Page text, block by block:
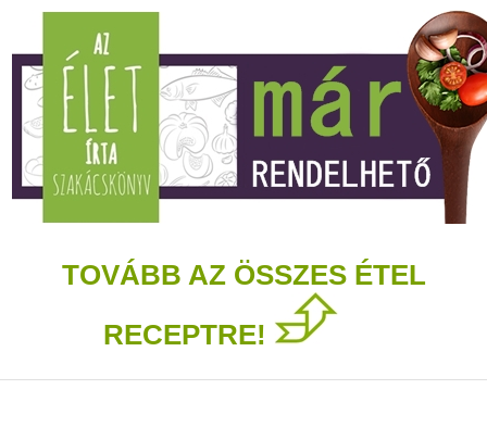
TOVÁBB AZ ÖSSZES ÉTEL
RECEPTRE!